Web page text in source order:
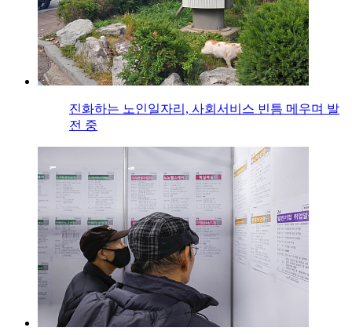
진화하는 노인일자리, 사회서비스 빈틈 메우며 발
전 중